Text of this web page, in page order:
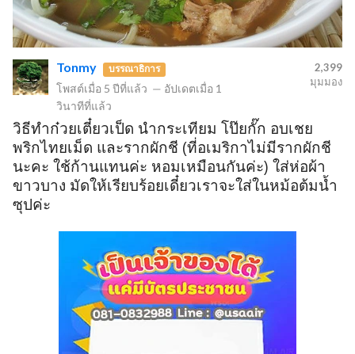
Tonmy บรรณาธิการ
โพสต์เมื่อ 5 ปีที่แล้ว — อัปเดตเมื่อ 1
วินาทีที่แล้ว
2,399
มุมมอง
วิธีทำก๋วยเตี๋ยวเป็ด นำกระเทียม โป๊ยกั๊ก อบเชย
พริกไทยเม็ด และรากผักชี (ที่อเมริกาไม่มีรากผักชี
นะคะ ใช้ก้านแทนค่ะ หอมเหมือนกันค่ะ) ใส่ห่อผ้า
ขาวบาง มัดให้เรียบร้อยเดี๋ยวเราจะใส่ในหม้อต้มน้ำ
ซุปค่ะ